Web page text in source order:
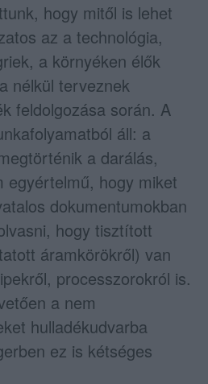
hogy mitől is lehet
az a technológia,
a környéken élők
nélkül terveznek
feldolgozása során. A
áll: a
a darálás,
egyértelmű, hogy miket
dokumentumokban
hogy tisztított
áramkörökről) van
processzorokról is.
a nem
hulladékudvarba
ez is kétséges